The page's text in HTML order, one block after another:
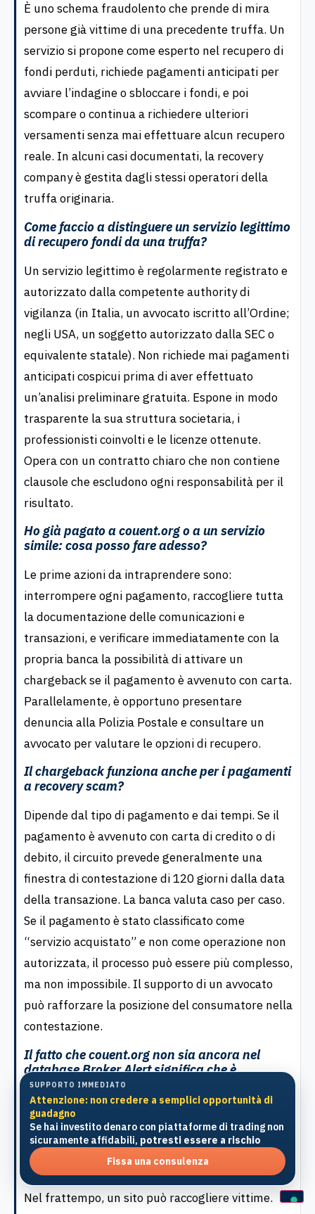
È uno schema fraudolento che prende di mira
persone già vittime di una precedente truffa. Un
servizio si propone come esperto nel recupero di
fondi perduti, richiede pagamenti anticipati per
avviare l’indagine o sbloccare i fondi, e poi
scompare o continua a richiedere ulteriori
versamenti senza mai effettuare alcun recupero
reale. In alcuni casi documentati, la recovery
company è gestita dagli stessi operatori della
truffa originaria.
Come faccio a distinguere un servizio legittimo
di recupero fondi da una truffa?
Un servizio legittimo è regolarmente registrato e
autorizzato dalla competente authority di
vigilanza (in Italia, un avvocato iscritto all’Ordine;
negli USA, un soggetto autorizzato dalla SEC o
equivalente statale). Non richiede mai pagamenti
anticipati cospicui prima di aver effettuato
un’analisi preliminare gratuita. Espone in modo
trasparente la sua struttura societaria, i
professionisti coinvolti e le licenze ottenute.
Opera con un contratto chiaro che non contiene
clausole che escludono ogni responsabilità per il
risultato.
Ho già pagato a couent.org o a un servizio
simile: cosa posso fare adesso?
Le prime azioni da intraprendere sono:
interrompere ogni pagamento, raccogliere tutta
la documentazione delle comunicazioni e
transazioni, e verificare immediatamente con la
propria banca la possibilità di attivare un
chargeback se il pagamento è avvenuto con carta.
Parallelamente, è opportuno presentare
denuncia alla Polizia Postale e consultare un
avvocato per valutare le opzioni di recupero.
Il chargeback funziona anche per i pagamenti
a recovery scam?
Dipende dal tipo di pagamento e dai tempi. Se il
pagamento è avvenuto con carta di credito o di
debito, il circuito prevede generalmente una
finestra di contestazione di 120 giorni dalla data
della transazione. La banca valuta caso per caso.
Se il pagamento è stato classificato come
“servizio acquistato” e non come operazione non
autorizzata, il processo può essere più complesso,
ma non impossibile. Il supporto di un avvocato
può rafforzare la posizione del consumatore nella
contestazione.
Il fatto che couent.org non sia ancora nel
database Broker Alert significa che è
affidabile?
No. L’assenza dal database non equivale a una
certificazione di affidabilità. Le authority
inseriscono warning solo dopo verifiche formali,
un processo che può richiedere settimane o mesi.
Nel frattempo, un sito può raccogliere vittime.
SUPPORTO IMMEDIATO
Attenzione: non credere a semplici opportunità di
guadagno
Se hai investito denaro con piattaforme di trading non
sicuramente affidabili, potresti essere a rischio
Fissa una consulenza